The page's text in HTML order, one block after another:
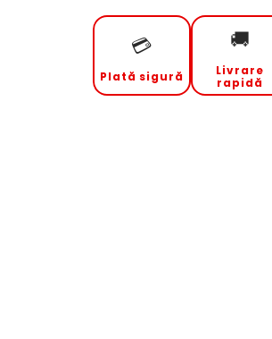
💳
Plată sigură
🚚
Livrare
rapidă